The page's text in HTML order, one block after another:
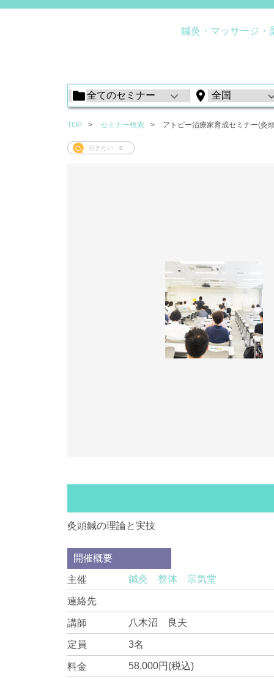
鍼灸・マッサージ・
TOP セミナー検索 アトピー治療家育成セミナー(灸
行きたい 0
灸頭鍼の理論と実技
開催概要
主催 鍼灸 整体 宗気堂
連絡先
講師 八木沼 良夫
定員 3名
料金 58,000円(税込)